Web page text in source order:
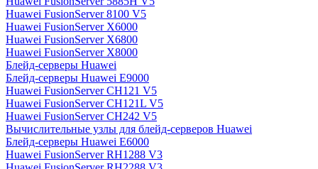
Huawei FusionServer 8100 V5
Huawei FusionServer X6000
Huawei FusionServer X6800
Huawei FusionServer X8000
Блейд-серверы Huawei
Блейд-серверы Huawei E9000
Huawei FusionServer CH121 V5
Huawei FusionServer CH121L V5
Huawei FusionServer CH242 V5
Вычислительные узлы для блейд-серверов Huawei
Блейд-серверы Huawei E6000
Huawei FusionServer RH1288 V3